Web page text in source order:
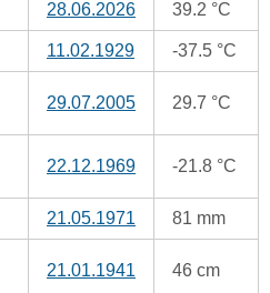
28.06.2026 39.2 °C
11.02.1929 -37.5 °C
29.07.2005 29.7 °C
22.12.1969 -21.8 °C
21.05.1971 81 mm
21.01.1941 46 cm